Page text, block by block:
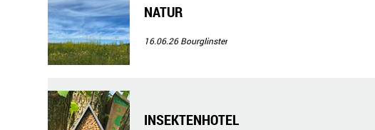
NATUR
16.06.26Bourglinster
INSEKTENHOTEL